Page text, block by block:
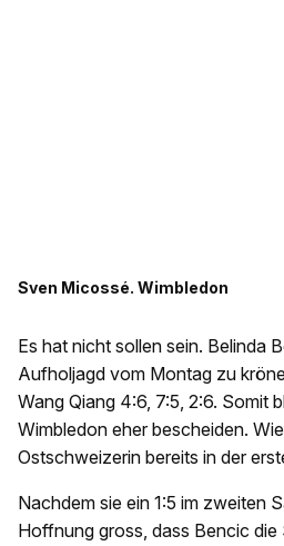
Sven Micossé. Wimbledon
Es hat nicht sollen sein. Belinda
Aufholjagd vom Montag zu
Wang Qiang 4:6, 7:5, 2:6. Somit
Wimbledon eher bescheiden.
Ostschweizerin bereits in der
Nachdem sie ein 1:5 im zweiten
Hoffnung gross, dass Bencic